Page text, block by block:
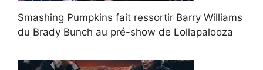
Smashing Pumpkins fait ressortir Barry Williams
du Brady Bunch au pré-show de Lollapalooza